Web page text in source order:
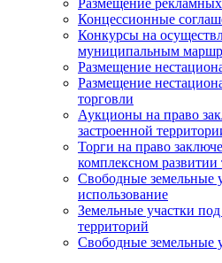
Концессионные
Конкурсы на
муниципальным
Размещение
Размещение
торговли
Аукционы на право
застроенной
Торги на право
комплексном развитии
Свободные земельные
использование
Земельные участки
территорий
Свободные земельные